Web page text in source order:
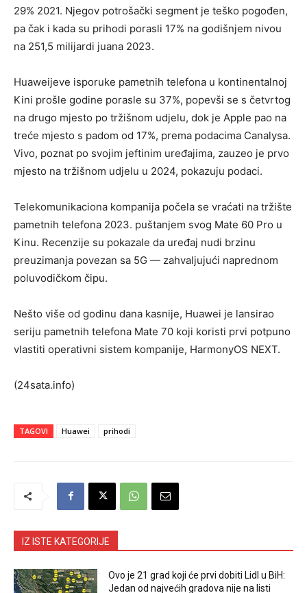
29% 2021. Njegov potrošački segment je teško pogođen,
pa čak i kada su prihodi porasli 17% na godišnjem nivou
na 251,5 milijardi juana 2023.
Huaweijeve isporuke pametnih telefona u kontinentalnoj
Kini prošle godine porasle su 37%, popevši se s četvrtog
na drugo mjesto po tržišnom udjelu, dok je Apple pao na
treće mjesto s padom od 17%, prema podacima Canalysa.
Vivo, poznat po svojim jeftinim uređajima, zauzeo je prvo
mjesto na tržišnom udjelu u 2024, pokazuju podaci.
Telekomunikaciona kompanija počela se vraćati na tržište
pametnih telefona 2023. puštanjem svog Mate 60 Pro u
Kinu. Recenzije su pokazale da uređaj nudi brzinu
preuzimanja povezan sa 5G — zahvaljujući naprednom
poluvodičkom čipu.
Nešto više od godinu dana kasnije, Huawei je lansirao
seriju pametnih telefona Mate 70 koji koristi prvi potpuno
vlastiti operativni sistem kompanije, HarmonyOS NEXT.
(24sata.info)
TAGOVI Huawei prihodi
IZ ISTE KATEGORIJE
Ovo je 21 grad koji će prvi dobiti Lidl u BiH:
Jedan od najvećih gradova nije na listi